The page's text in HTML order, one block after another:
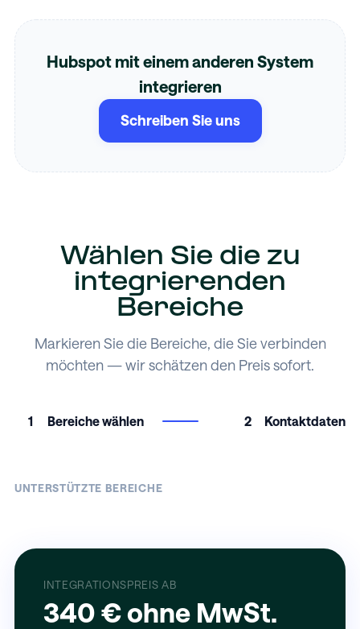
Hubspot mit einem anderen System
integrieren
Schreiben Sie uns
Wählen Sie die zu
integrierenden
Bereiche
Markieren Sie die Bereiche, die Sie verbinden
möchten — wir schätzen den Preis sofort.
1 Bereiche wählen 2 Kontaktdaten
UNTERSTÜTZTE BEREICHE
INTEGRATIONSPREIS AB
340 € ohne MwSt.